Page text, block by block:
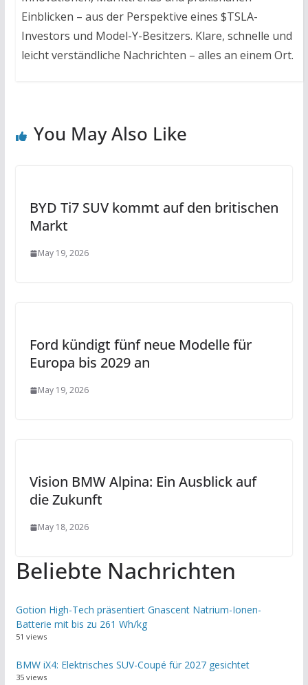
Einblicken – aus der Perspektive eines $TSLA-
Investors und Model-Y-Besitzers. Klare, schnelle und
leicht verständliche Nachrichten – alles an einem Ort.
You May Also Like
BYD Ti7 SUV kommt auf den britischen
Markt
May 19, 2026
Ford kündigt fünf neue Modelle für
Europa bis 2029 an
May 19, 2026
Vision BMW Alpina: Ein Ausblick auf
die Zukunft
May 18, 2026
Beliebte Nachrichten
Gotion High-Tech präsentiert Gnascent Natrium-Ionen-
Batterie mit bis zu 261 Wh/kg
51 views
BMW iX4: Elektrisches SUV-Coupé für 2027 gesichtet
35 views